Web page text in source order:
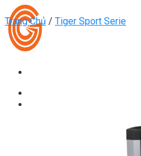
Xe Đạp Tập Thể Dục
Máy Tập Thể Dục (
Trang Chủ / Tiger Sport Serie